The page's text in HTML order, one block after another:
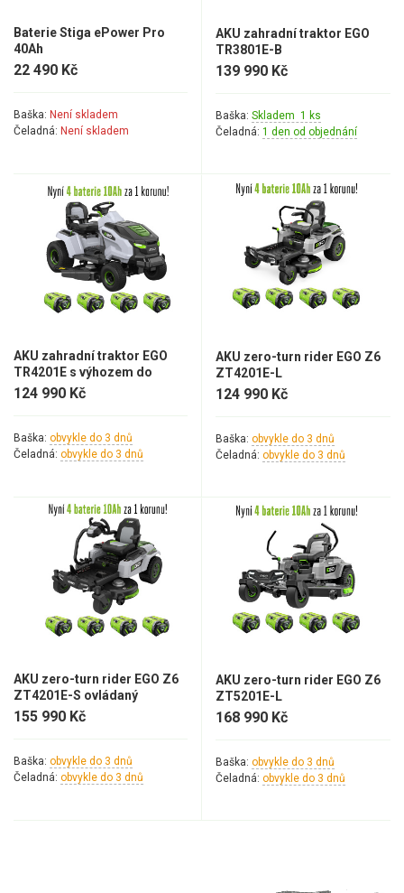
AKU zahradní technika
Aku křovinořezy a vyžínače
Aku sekačky
Aku AL-KO
Štípačka na dřevo
VARI
VARI malotraktory
VARI multifunkční nosiče
Sněhové frézy
Vertikutátory
Nůžky na živý plot
Vysavače a foukače
Elektrocentrály
Štěpkovače a drtiče
Elektrické skútry
Elektrické tříkolky
Elektrické tříkolky pro seniory
Baterie Stiga ePower Pro
40Ah
22 490 Kč
Baška: Není skladem
Čeladná: Není skladem
AKU zahradní traktor EGO
TR3801E-B
139 990 Kč
Baška: Skladem 1 ks
Čeladná: 1 den od objednání
AKU zahradní traktor EGO
TR4201E s výhozem do
strany
124 990 Kč
Baška: obvykle do 3 dnů
Čeladná: obvykle do 3 dnů
AKU zero-turn rider EGO Z6
ZT4201E-L
124 990 Kč
Baška: obvykle do 3 dnů
Čeladná: obvykle do 3 dnů
AKU zero-turn rider EGO Z6
ZT4201E-S ovládaný
volantem
155 990 Kč
Baška: obvykle do 3 dnů
Čeladná: obvykle do 3 dnů
AKU zero-turn rider EGO Z6
ZT5201E-L
168 990 Kč
Baška: obvykle do 3 dnů
Čeladná: obvykle do 3 dnů